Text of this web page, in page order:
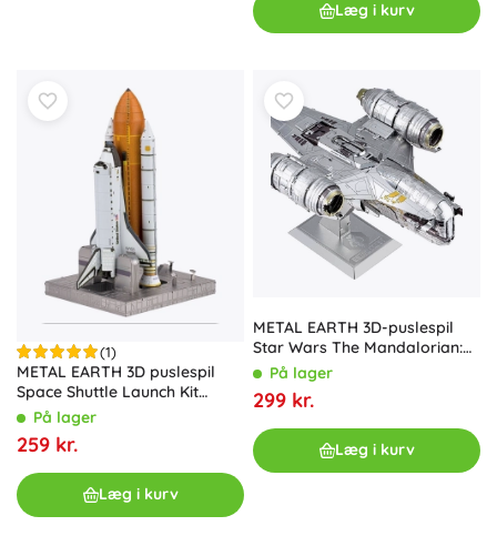
Læg i kurv
(1)
METAL EARTH 3D puslespil
Space Shuttle Launch Kit
(ICONX)
På lager
259 kr.
Læg i kurv
METAL EARTH 3D-puslespil
Star Wars The Mandalorian:
Razor Crest (ICONX)
På lager
299 kr.
Læg i kurv